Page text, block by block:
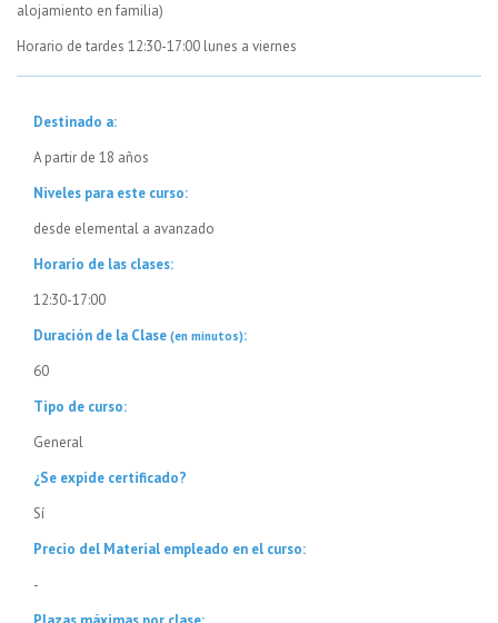
alojamiento en familia)
Horario de tardes 12:30-17:00 lunes a viernes
Destinado a:
A partir de 18 años
Niveles para este curso:
desde elemental a avanzado
Horario de las clases:
12:30-17:00
Duración de la Clase (en minutos):
60
Tipo de curso:
General
¿Se expide certificado?
Sí
Precio del Material empleado en el curso:
-